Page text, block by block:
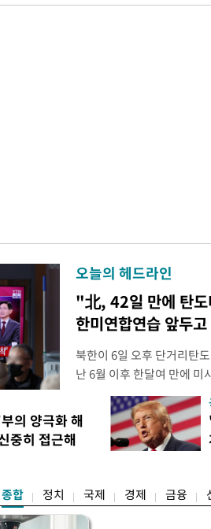
오늘의 헤드라인
"北, 42일 만에 탄도
한미연합연습 앞두
북한이 6일 오후 단거리탄
난 6월 이후 한달여 만에
본부에 따르면 우리 군은
서 동해상으로 발사된 단거
북한이 미사일을 몇 발 발
다. 한미 정보당국은 미사
의 양극화 해
중히 접근해
종합 정치 국제 경제 금융